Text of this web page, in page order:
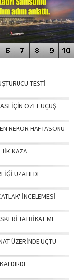
TESTİ
İÇİN ÖZEL UÇUŞ
REKOR HAFTASONU
KAZA
UZATILDI
İNCELEMESİ
TATBİKAT MI
ÜZERİNDE UÇTU